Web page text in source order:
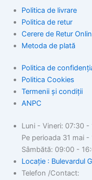
Politica de livrare
Politica de retur
Cerere de Retur
Metoda de plată
Politica de
Politica Cookies
Termenii și condiții
ANPC
Luni - Vineri: 07:30 -
Pe perioada 31 mai -
Sâmbătă: 09:00 -
Locație : Bulevardul
Telefon /Contact: